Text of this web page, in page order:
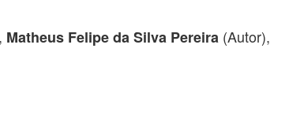
Matheus Felipe da Silva Pereira (Autor),